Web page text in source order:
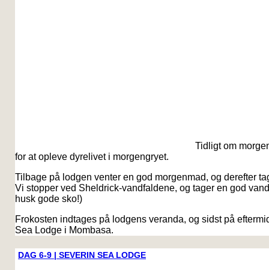
Tidligt om
for at opleve dyrelivet i morgengryet.
Tilbage på lodgen venter en god morgenmad, og derefter
Vi stopper ved Sheldrick-vandfaldene, og tager en god
husk gode sko!)
Frokosten indtages på lodgens veranda, og sidst på
Sea Lodge i Mombasa.
DAG 6-9 | SEVERIN SEA LODGE